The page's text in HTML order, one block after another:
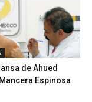
de Ahued
Espinosa